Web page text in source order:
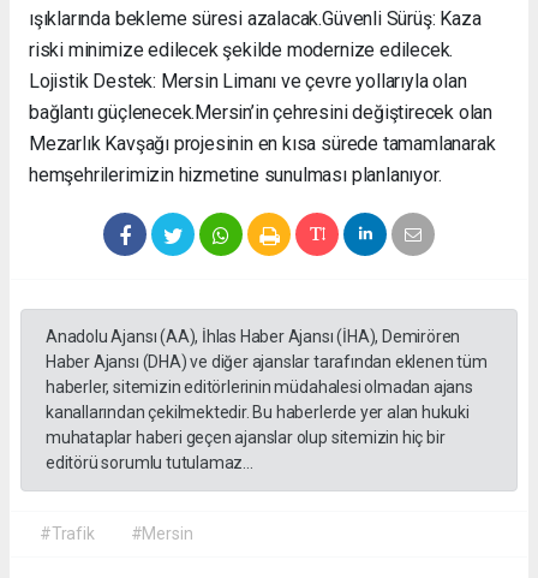
ışıklarında bekleme süresi azalacak. ​Güvenli Sürüş: Kaza
riski minimize edilecek şekilde modernize edilecek. ​
Lojistik Destek: Mersin Limanı ve çevre yollarıyla olan
bağlantı güçlenecek. ​Mersin’in çehresini değiştirecek olan
Mezarlık Kavşağı projesinin en kısa sürede tamamlanarak
hemşehrilerimizin hizmetine sunulması planlanıyor.
Anadolu Ajansı (AA), İhlas Haber Ajansı (İHA), Demirören
Haber Ajansı (DHA) ve diğer ajanslar tarafından eklenen tüm
haberler, sitemizin editörlerinin müdahalesi olmadan ajans
kanallarından çekilmektedir. Bu haberlerde yer alan hukuki
muhataplar haberi geçen ajanslar olup sitemizin hiç bir
editörü sorumlu tutulamaz...
#Trafik #Mersin